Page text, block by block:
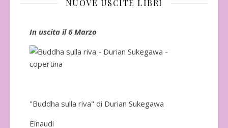
NUOVE USCITE LIBRI
In uscita il 6 Marzo
"Buddha sulla riva" di Durian Sukegawa
Einaudi